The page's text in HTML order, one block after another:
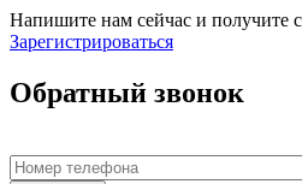
Напишите нам сейчас и получите
Зарегистрироваться
Обратный звонок